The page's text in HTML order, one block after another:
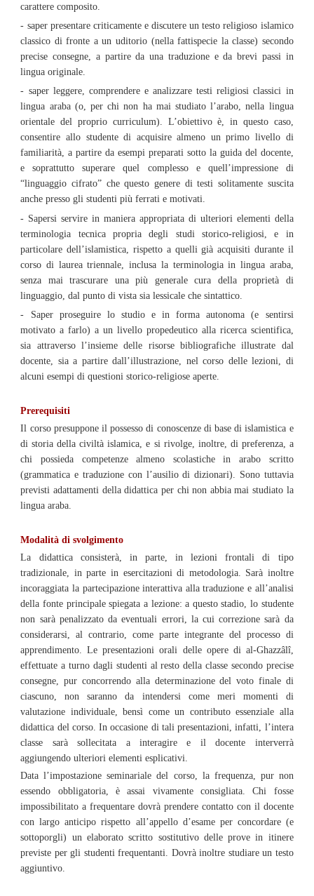
carattere composito.
- saper presentare criticamente e discutere un testo religioso islamico
classico di fronte a un uditorio (nella fattispecie la classe) secondo
precise consegne, a partire da una traduzione e da brevi passi in
lingua originale.
- saper leggere, comprendere e analizzare testi religiosi classici in
lingua araba (o, per chi non ha mai studiato l’arabo, nella lingua
orientale del proprio curriculum). L’obiettivo è, in questo caso,
consentire allo studente di acquisire almeno un primo livello di
familiarità, a partire da esempi preparati sotto la guida del docente,
e soprattutto superare quel complesso e quell’impressione di
“linguaggio cifrato” che questo genere di testi solitamente suscita
anche presso gli studenti più ferrati e motivati.
- Sapersi servire in maniera appropriata di ulteriori elementi della
terminologia tecnica propria degli studi storico-religiosi, e in
particolare dell’islamistica, rispetto a quelli già acquisiti durante il
corso di laurea triennale, inclusa la terminologia in lingua araba,
senza mai trascurare una più generale cura della proprietà di
linguaggio, dal punto di vista sia lessicale che sintattico.
- Saper proseguire lo studio e in forma autonoma (e sentirsi
motivato a farlo) a un livello propedeutico alla ricerca scientifica,
sia attraverso l’insieme delle risorse bibliografiche illustrate dal
docente, sia a partire dall’illustrazione, nel corso delle lezioni, di
alcuni esempi di questioni storico-religiose aperte.
Prerequisiti
Il corso presuppone il possesso di conoscenze di base di islamistica e
di storia della civiltà islamica, e si rivolge, inoltre, di preferenza, a
chi possieda competenze almeno scolastiche in arabo scritto
(grammatica e traduzione con l’ausilio di dizionari). Sono tuttavia
previsti adattamenti della didattica per chi non abbia mai studiato la
lingua araba.
Modalità di svolgimento
La didattica consisterà, in parte, in lezioni frontali di tipo
tradizionale, in parte in esercitazioni di metodologia. Sarà inoltre
incoraggiata la partecipazione interattiva alla traduzione e all’analisi
della fonte principale spiegata a lezione: a questo stadio, lo studente
non sarà penalizzato da eventuali errori, la cui correzione sarà da
considerarsi, al contrario, come parte integrante del processo di
apprendimento. Le presentazioni orali delle opere di al-Ghazzâlî,
effettuate a turno dagli studenti al resto della classe secondo precise
consegne, pur concorrendo alla determinazione del voto finale di
ciascuno, non saranno da intendersi come meri momenti di
valutazione individuale, bensì come un contributo essenziale alla
didattica del corso. In occasione di tali presentazioni, infatti, l’intera
classe sarà sollecitata a interagire e il docente interverrà
aggiungendo ulteriori elementi esplicativi.
Data l’impostazione seminariale del corso, la frequenza, pur non
essendo obbligatoria, è assai vivamente consigliata. Chi fosse
impossibilitato a frequentare dovrà prendere contatto con il docente
con largo anticipo rispetto all’appello d’esame per concordare (e
sottoporgli) un elaborato scritto sostitutivo delle prove in itinere
previste per gli studenti frequentanti. Dovrà inoltre studiare un testo
aggiuntivo.